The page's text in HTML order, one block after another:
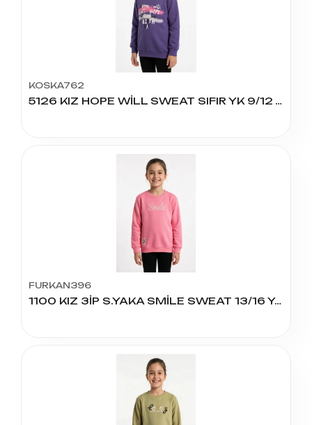
KOSKA762
5126 KIZ HOPE WİLL SWEAT SIFIR YK 9/12 YAŞ
FURKAN396
1100 KIZ 3İP S.YAKA SMİLE SWEAT 13/16 YAŞ